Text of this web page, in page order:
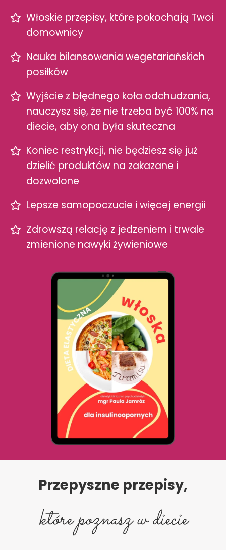
Włoskie przepisy, które pokochają Twoi
domownicy
Nauka bilansowania wegetariańskich
posiłków
Wyjście z błędnego koła odchudzania,
nauczysz się, że nie trzeba być 100% na
diecie, aby ona była skuteczna
Koniec restrykcji, nie będziesz się już
dzielić produktów na zakazane i
dozwolone
Lepsze samopoczucie i więcej energii
Zdrowszą relację z jedzeniem i trwale
zmienione nawyki żywieniowe
Przepyszne przepisy,
które poznasz w diecie